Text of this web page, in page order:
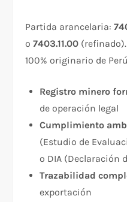
Partida arancelaria:
o7403.11.00
100% originario de
Registro minero
de operación legal
Cumplimiento
(Estudio de
o DIA (Declaración
Trazabilidad
exportación